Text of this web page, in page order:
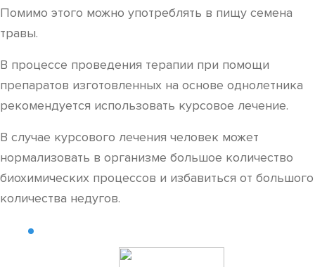
Помимо этого можно употреблять в пищу семена
травы.
В процессе проведения терапии при помощи
препаратов изготовленных на основе однолетника
рекомендуется использовать курсовое лечение.
В случае курсового лечения человек может
нормализовать в организме большое количество
биохимических процессов и избавиться от большого
количества недугов.